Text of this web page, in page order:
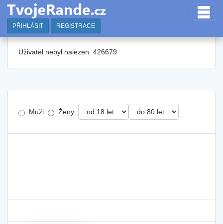
PŘIHLÁSIT REGISTRACE
Uživatel nebyl nalezen. 426679
Muži Ženy